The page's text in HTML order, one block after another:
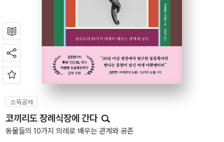
소득공제
코끼리도 장례식장에 간다
동물들의 10가지 의례로 배우는 관계와 공존